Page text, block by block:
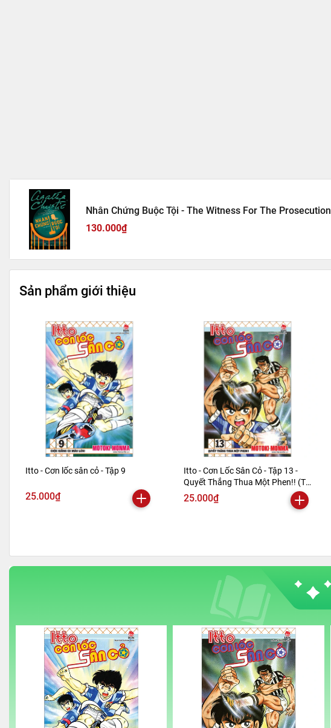
Nhân Chứng Buộc Tội - The Witness For The Prosecution
130.000₫
Sản phẩm giới thiệu
Itto - Cơn lốc sân cỏ - Tập 9
25.000₫
Itto - Cơn Lốc Sân Cỏ - Tập 13 -
Quyết Thắng Thua Một Phen!! (Tái
Bản 2024)
25.000₫